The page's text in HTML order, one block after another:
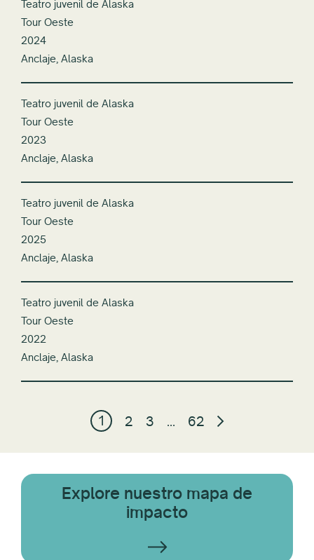
Teatro juvenil de Alaska
Tour Oeste
2024
Anclaje, Alaska
Teatro juvenil de Alaska
Tour Oeste
2023
Anclaje, Alaska
Teatro juvenil de Alaska
Tour Oeste
2025
Anclaje, Alaska
Teatro juvenil de Alaska
Tour Oeste
2022
Anclaje, Alaska
1 2 3 ... 62
Explore nuestro mapa de
impacto